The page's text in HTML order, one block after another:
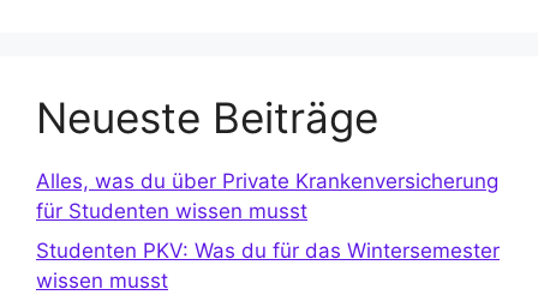
Neueste Beiträge
Alles, was du über Private Krankenversicherung
für Studenten wissen musst
Studenten PKV: Was du für das Wintersemester
wissen musst